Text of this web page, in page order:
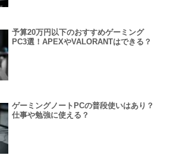
予算20万円以下のおすすめゲーミング
PC3選！APEXやVALORANTはできる？
ゲーミングノートPCの普段使いはあり？
仕事や勉強に使える？